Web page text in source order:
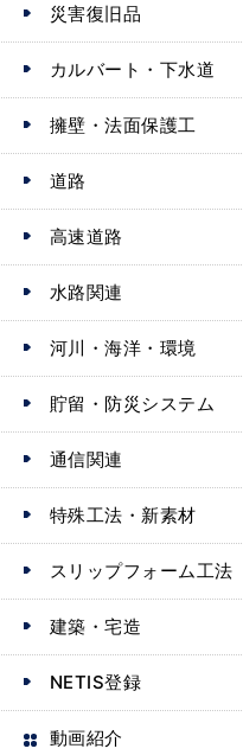
災害復旧品
カルバート・下水道
擁壁・法面保護工
道路
高速道路
水路関連
河川・海洋・環境
貯留・防災システム
通信関連
特殊工法・新素材
スリップフォーム工法
建築・宅造
NETIS登録
動画紹介